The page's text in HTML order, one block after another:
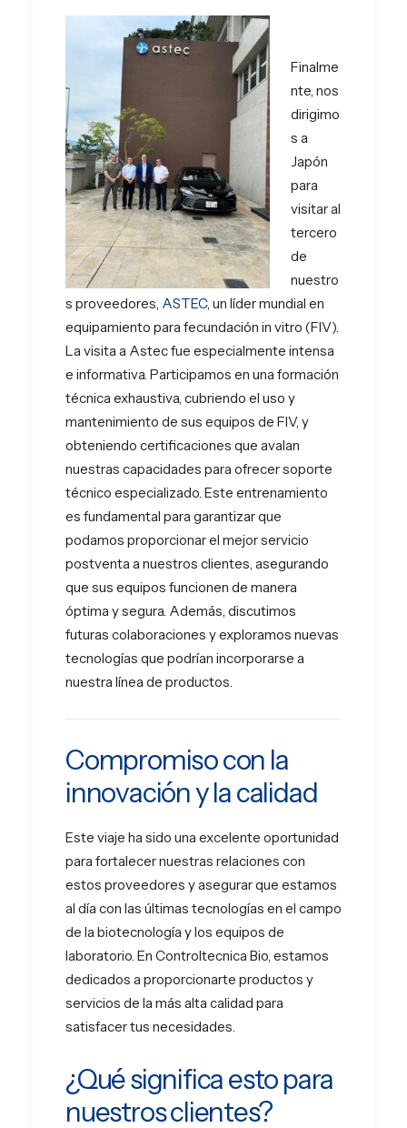
Finalme
nte, nos
dirigimo
s a
Japón
para
visitar al
tercero
de
nuestro
s proveedores, ASTEC, un líder mundial en
equipamiento para fecundación in vitro (FIV).
La visita a Astec fue especialmente intensa
e informativa. Participamos en una formación
técnica exhaustiva, cubriendo el uso y
mantenimiento de sus equipos de FIV, y
obteniendo certificaciones que avalan
nuestras capacidades para ofrecer soporte
técnico especializado. Este entrenamiento
es fundamental para garantizar que
podamos proporcionar el mejor servicio
postventa a nuestros clientes, asegurando
que sus equipos funcionen de manera
óptima y segura. Además, discutimos
futuras colaboraciones y exploramos nuevas
tecnologías que podrían incorporarse a
nuestra línea de productos.
Compromiso con la
innovación y la calidad
Este viaje ha sido una excelente oportunidad
para fortalecer nuestras relaciones con
estos proveedores y asegurar que estamos
al día con las últimas tecnologías en el campo
de la biotecnología y los equipos de
laboratorio. En Controltecnica Bio, estamos
dedicados a proporcionarte productos y
servicios de la más alta calidad para
satisfacer tus necesidades.
¿Qué significa esto para
nuestros clientes?